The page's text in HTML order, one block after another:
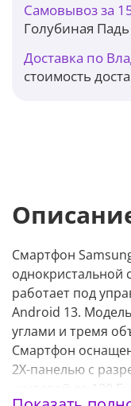
Самовывоз за
Голубиная Падь
Доставка по
стоимость
Смартфон
однокристальной
работает под
Android 13.
углами и тремя
Смартфон
2X-панелью с
частотой до 120